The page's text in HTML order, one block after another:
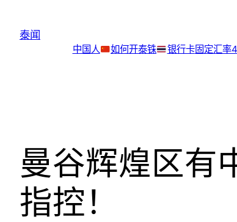
泰闻
中国人 如何开泰铢 银行卡固定汇率
曼谷辉煌区有
指控！